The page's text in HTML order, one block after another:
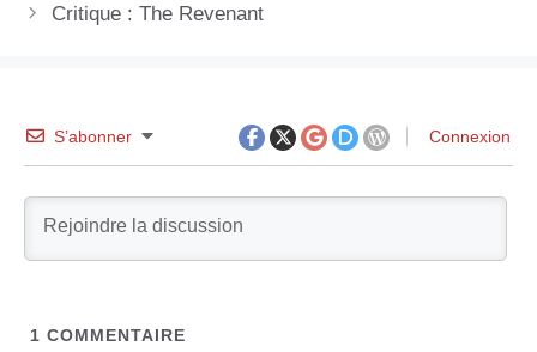
Critique : The Revenant
S’abonner Connexion
1 COMMENTAIRE